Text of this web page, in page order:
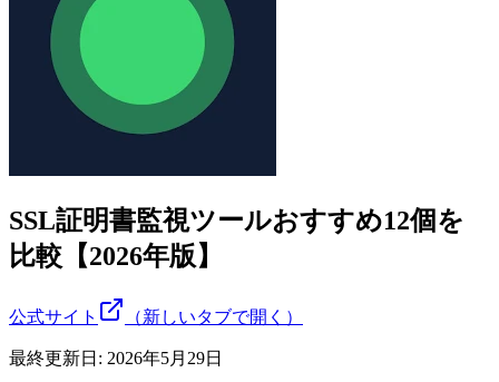
SSL証明書監視ツールおすすめ12個を
比較【2026年版】
公式サイト （新しいタブで開く）
最終更新日: 2026年5月29日